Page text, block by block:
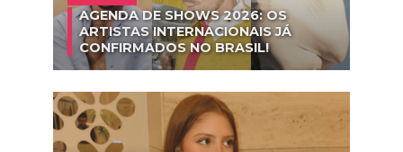
AGENDA DE SHOWS 2026: OS
ARTISTAS INTERNACIONAIS JÁ
CONFIRMADOS NO BRASIL!